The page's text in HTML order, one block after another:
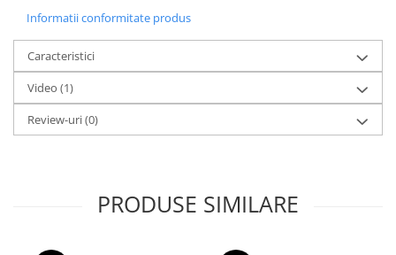
Informatii conformitate produs
Caracteristici
Video (1)
Review-uri(0)
PRODUSE SIMILARE